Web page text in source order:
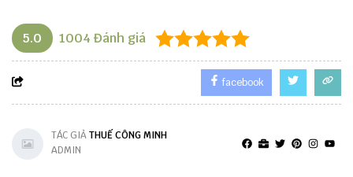
5.0 1004 Đánh giá
facebook
TÁC GIẢTHUẾ CÔNG MINH
ADMIN